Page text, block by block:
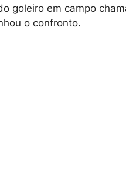
goleiro em campo
o confronto.